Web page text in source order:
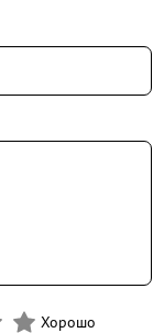
Хорошо